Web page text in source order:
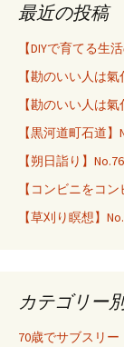
最近の投稿
【DIYで育てる生
【勘のいい人は
【勘のいい人は
【黒河道町石道】
【朔日詣り】
【コンビニをコ
【草刈り瞑想】
カテゴリー
70歳でサブスリー